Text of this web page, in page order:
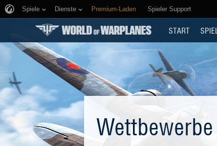
Spiele Dienste Premium-Laden Spieler Support
START SPIEL
Wettbewerbe